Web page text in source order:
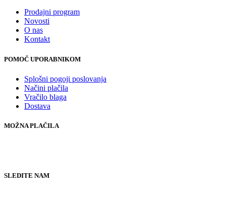
Prodajni program
Novosti
O nas
Kontakt
POMOČ UPORABNIKOM
Splošni pogoji poslovanja
Načini plačila
Vračilo blaga
Dostava
MOŽNA PLAČILA
SLEDITE NAM